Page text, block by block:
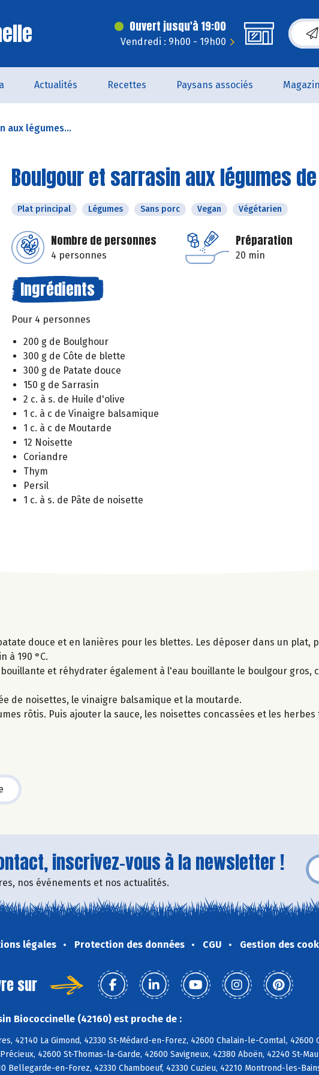
Ouvert jusqu'à 19:00
Vendredi : 9h00 - 19h00
Actualités Recettes Paysans associés
aux légumes...
Boulgour et sarrasin aux légumes
Plat principal Légumes Sans porc Vegan Végétarien
Nombre de personnes
4 personnes
Préparation
20 min
Ingrédients
Pour 4 personnes
200 g de Boulghour
300 g de Côte de blette
300 g de Patate douce
150 g de Sarrasin
2 c. à s. de Huile d'olive
1 c. à c de Vinaigre balsamique
1 c. à c de Moutarde
12 Noisette
Coriandre
Thym
Persil
1 c. à s. de Pâte de noisette
douce et en lanières pour les blettes. Les déposer dans un plat,
à 190 °C.
et réhydrater également à l'eau bouillante le boulgour gros,
de noisettes, le vinaigre balsamique et la moutarde.
rôtis. Puis ajouter la sauce, les noisettes concassées et les herbes
inscrivez-vous à la newsletter !
nos événements et nos actualités.
légales Protection des données CGU Gestion des
sur
Biococcinelle (42160) est proche de :
42140 La Gimond, 42330 St-Médard-en-Forez, 42600 Chalain-le-Comtal,
42600 St-Thomas-la-Garde, 42600 Savigneux, 42380 Aboën, 42240 St-
Bellegarde-en-Forez, 42330 Chamboeuf, 42330 Cuzieu, 42210 Montrond-les-